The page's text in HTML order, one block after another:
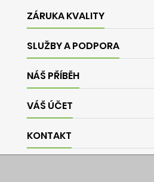
ZÁRUKA KVALITY
SLUŽBY A PODPORA
NÁŠ PŘÍBĚH
VÁŠ ÚČET
KONTAKT